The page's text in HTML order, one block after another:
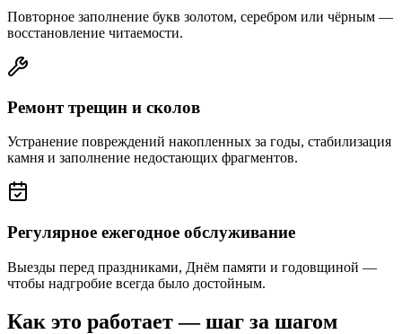
Повторное заполнение букв золотом, серебром или чёрным —
восстановление читаемости.
Ремонт трещин и сколов
Устранение повреждений накопленных за годы, стабилизация
камня и заполнение недостающих фрагментов.
Регулярное ежегодное обслуживание
Выезды перед праздниками, Днём памяти и годовщиной —
чтобы надгробие всегда было достойным.
Как это работает — шаг за шагом